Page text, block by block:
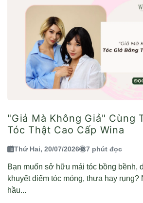
"Giả Mà Không Giả" Cùng
Tóc Thật Cao Cấp Wina
Thứ Hai, 20/07/2026 7 phút đọc
Bạn muốn sở hữu mái tóc bồng bềnh,
khuyết điểm tóc mỏng, thưa hay
hầu...